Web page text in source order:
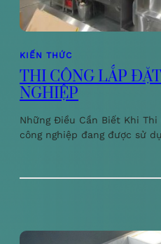
KIẾN THỨC
THI CÔNG LẮP
NGHIỆP
Những Điều Cần Biết Khi Thi
công nghiệp đang được sử